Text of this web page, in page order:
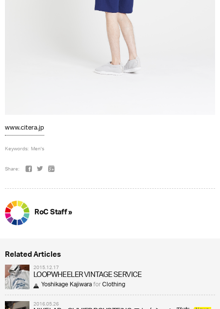
www.citera.jp
Keywords: Men's
Share:
RoC Staff »
Related Articles
2015.12.17
LOOPWHEELER VINTAGE SERVICE
Yoshikage KajiwaraforClothing
2016.05.26